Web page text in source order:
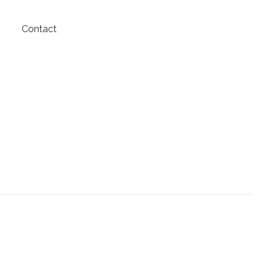
Contact